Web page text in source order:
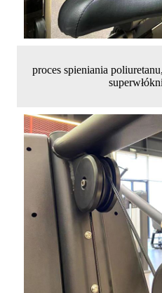
proces spieniania